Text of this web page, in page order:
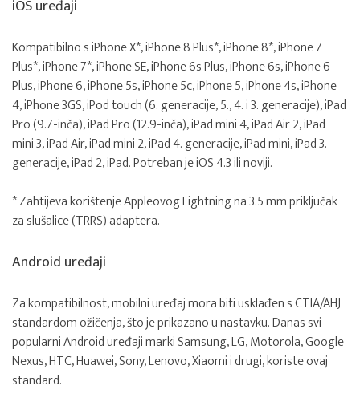
iOS uređaji
Kompatibilno s iPhone X*, iPhone 8 Plus*, iPhone 8*, iPhone 7
Plus*, iPhone 7*, iPhone SE, iPhone 6s Plus, iPhone 6s, iPhone 6
Plus, iPhone 6, iPhone 5s, iPhone 5c, iPhone 5, iPhone 4s, iPhone
4, iPhone 3GS, iPod touch (6. generacije, 5., 4. i 3. generacije), iPad
Pro (9.7-inča), iPad Pro (12.9-inča), iPad mini 4, iPad Air 2, iPad
mini 3, iPad Air, iPad mini 2, iPad 4. generacije, iPad mini, iPad 3.
generacije, iPad 2, iPad. Potreban je iOS 4.3 ili noviji.
* Zahtijeva korištenje Appleovog Lightning na 3.5 mm priključak
za slušalice (TRRS) adaptera.
Android uređaji
Za kompatibilnost, mobilni uređaj mora biti usklađen s CTIA/AHJ
standardom ožičenja, što je prikazano u nastavku. Danas svi
popularni Android uređaji marki Samsung, LG, Motorola, Google
Nexus, HTC, Huawei, Sony, Lenovo, Xiaomi i drugi, koriste ovaj
standard.